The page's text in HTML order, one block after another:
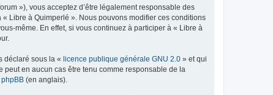
»), vous acceptez d’être légalement responsable des
Libre à Quimperlé ». Nous pouvons modifier ces conditions
même. En effet, si vous continuez à participer à « Libre à
déclaré sous la « licence publique générale GNU 2.0 » et qui
en aucun cas être tenu comme responsable de la
(en anglais).